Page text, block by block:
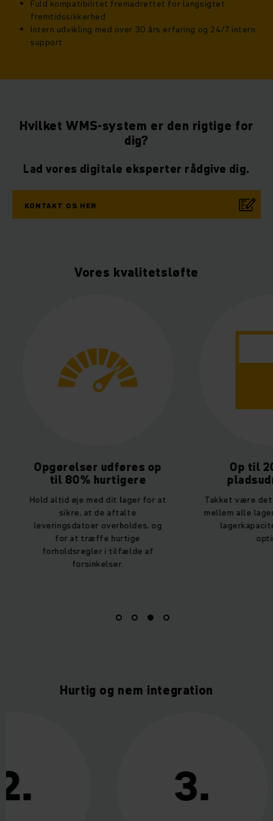
Fuld kompatibilitet fremadrettet for langsigtet
fremtidssikkerhed
Intern udvikling med over 30 års erfaring og 24/7 intern
support
Hvilket WMS-system er den rigtige for
dig?
Lad vores digitale eksperter rådgive dig.
KONTAKT OS HER
Vores kvalitetsløfte
Opgørelser udføres op
til 80% hurtigere
Hold altid øje med dit lager for at
sikre, at de aftalte
leveringsdatoer overholdes, og
for at træffe hurtige
forholdsregler i tilfælde af
forsinkelser.
Op til
Takket være
mellem alle
Hurtig og nem integration
3.